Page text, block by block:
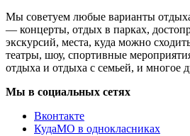
Мы советуем любые варианты
— концерты, отдых в парках,
экскурсий, места, куда можно
театры, шоу, спортивные
отдыха и отдыха с семьей, и многое
Мы в социальных сетях
Вконтакте
КудаМО в однокласниках